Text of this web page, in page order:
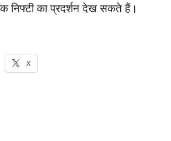
निफ्टी का प्रदर्शन देख सकते हैं।
X